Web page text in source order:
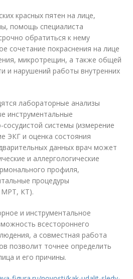
красных пятен на лице,
помощь специалиста
обратиться к нему
сочетание покраснения на лице
микротрещин, а также общей
и нарушений работы внутренних
лабораторные анализы
инструментальные
сосудистой системы (измерение
ЭКГ и оценка состояния
данных врач может
и аллергологические
профиля,
процедуры
МРТ, КТ).
и инструментальное
всестороннего
а совместная работа
позволит точнее определить
и его причины.